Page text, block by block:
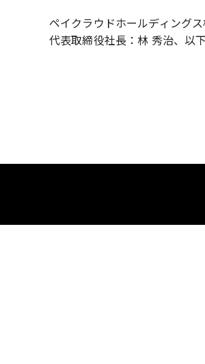
ペイクラウドホールディング
代表取締役社長：林 秀治、以